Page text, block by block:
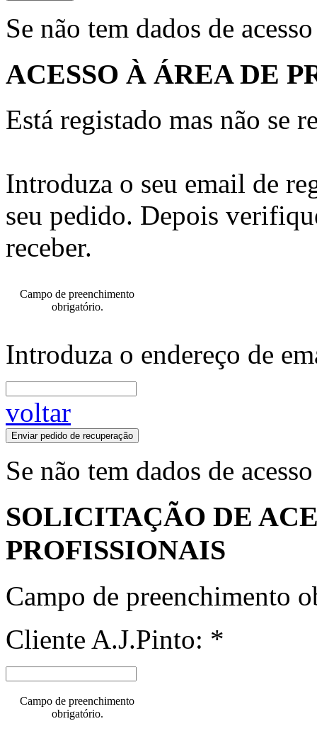
Se não tem dados de
ACESSO À ÁREA DE
Está registado mas não se
Introduza o seu email de
seu pedido. Depois
receber.
Campo de preenchimento
obrigatório.
Introduza o endereço de
voltar
Enviar pedido de recuperação
Se não tem dados de
SOLICITAÇÃO DE
PROFISSIONAIS
Campo de preenchimento
Cliente A.J.Pinto: *
Campo de preenchimento
obrigatório.